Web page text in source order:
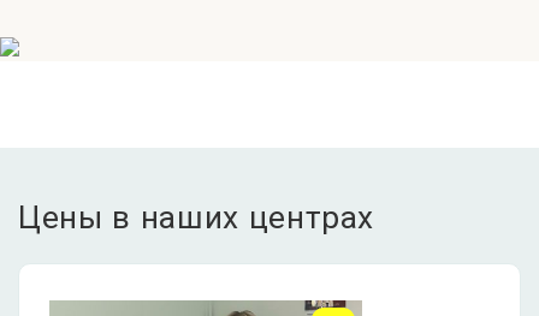
Цены в наших центрах